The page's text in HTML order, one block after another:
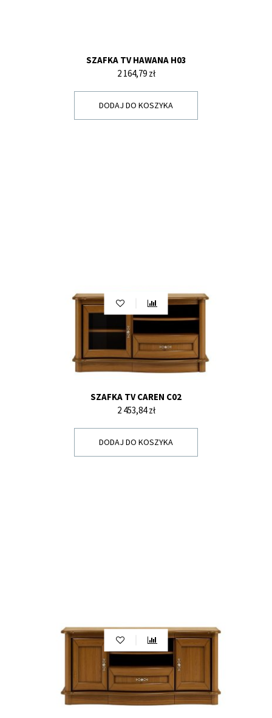
SZAFKA TV HAWANA H03
Cena
2 164,79 zł
DODAJ DO KOSZYKA
SZAFKA TV CAREN C02
Cena
2 453,84 zł
DODAJ DO KOSZYKA